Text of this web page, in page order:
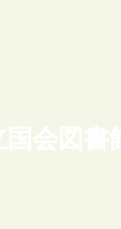
会図書